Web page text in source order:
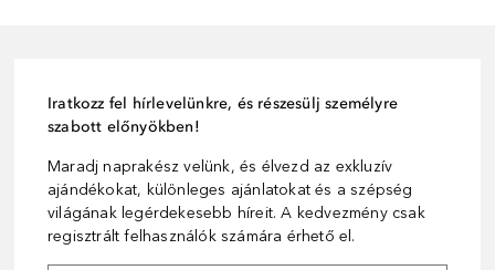
Iratkozz fel hírlevelünkre, és részesülj személyre
szabott előnyökben!
Maradj naprakész velünk, és élvezd az exkluzív
ajándékokat, különleges ajánlatokat és a szépség
világának legérdekesebb híreit. A kedvezmény csak
regisztrált felhasználók számára érhető el.